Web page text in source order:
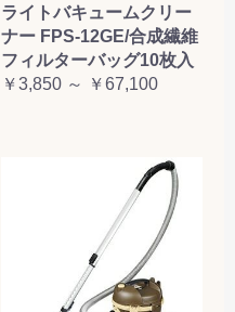
ライトバキュームクリー
ナー FPS-12GE/合成繊維
フィルターバッグ10枚入
￥3,850 ～ ￥67,100